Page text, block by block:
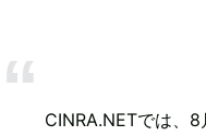
CINRA.NETでは、